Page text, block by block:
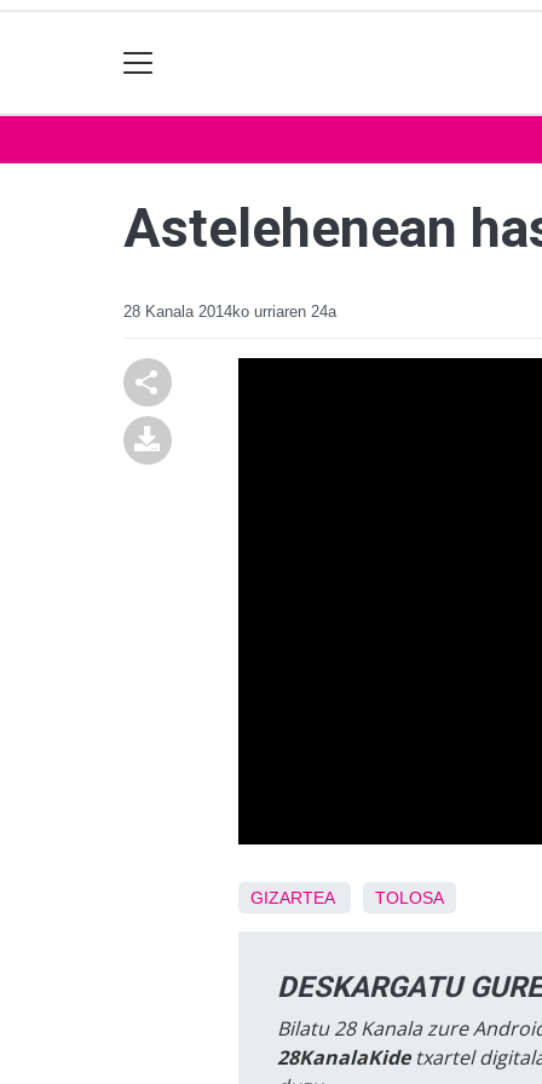
Astelehenean
28 Kanala 2014ko urriaren 24a
GIZARTEA TOLOSA
DESKARGATU
Bilatu 28 Kanala zure
28KanalaKidetxartel